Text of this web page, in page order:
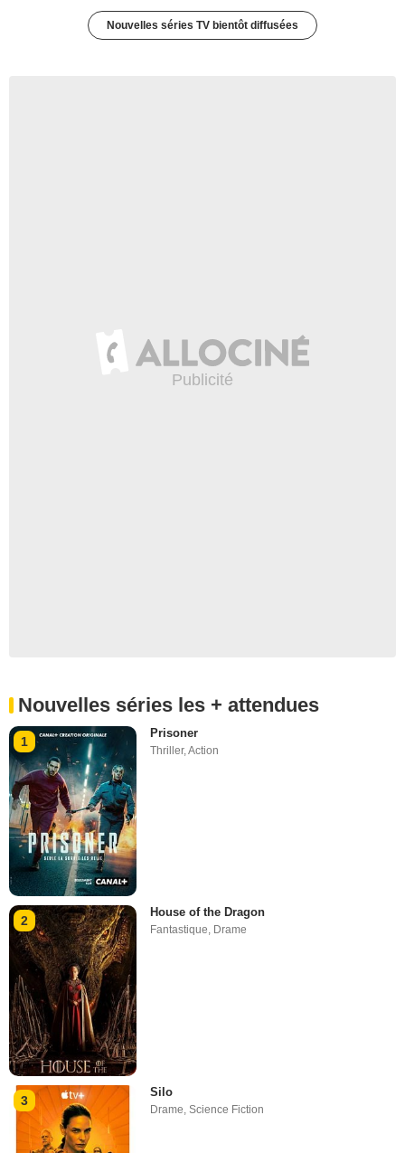
Nouvelles séries TV bientôt diffusées
Nouvelles séries les + attendues
1
Prisoner
Thriller,Action
2
House of the Dragon
Fantastique, Drame
3
Silo
Drame ,Science Fiction